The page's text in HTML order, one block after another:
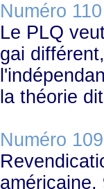
Numéro 110
Le PLQ
gai
la théorie
Numéro 109
américaine,